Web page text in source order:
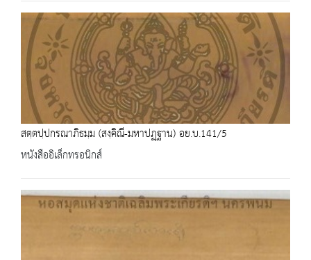
สตฺตปฺปกรณาภิธมฺม (สงฺคิณี-มหาปฏฺฐาน) อย.บ.141/5
หนังสืออิเล็กทรอนิกส์